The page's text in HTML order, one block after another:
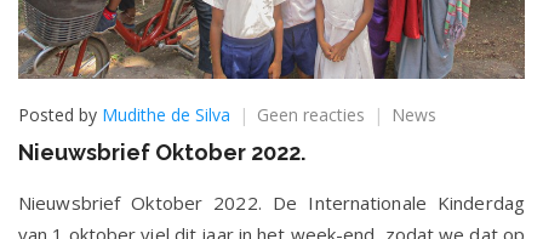
Posted by Mudithe de Silva Geen reacties op
News
Nieuwsbrief Oktober 2022.
Nieuwsbrief Oktober 2022. De Internationale Kinderdag